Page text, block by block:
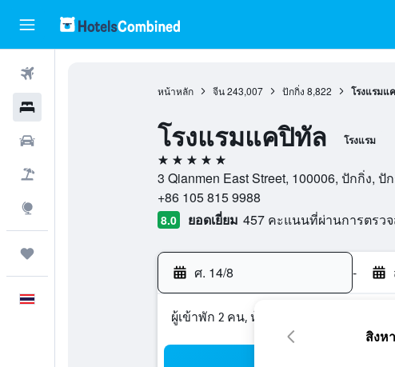
หน้าหลัก จีน 243,007 ปักกิ่ง 8,822 โรงแรมแ
โรงแรมแคปิทัล โรงแรม
5 ดาว
3 Qianmen East Street, 100006, ปักกิ่ง, ปั
+86 105 815 9988
8.0 ยอดเยี่ยม 457 คะแนนที่ผ่านการตรว
ศ. 14/8 -
ผู้เข้าพัก 2 คน, ห้องพัก 1 ห้อง
สิงห